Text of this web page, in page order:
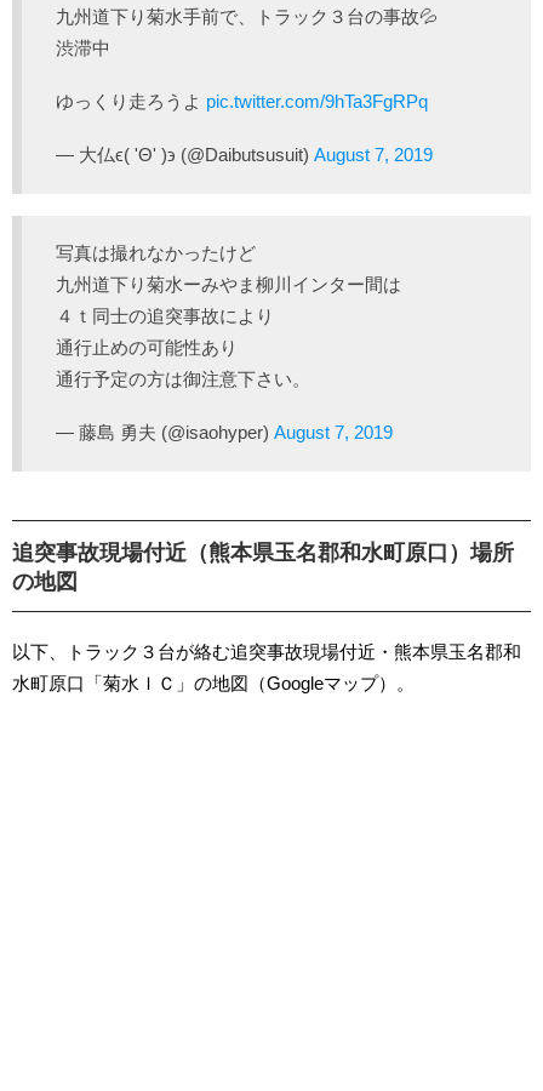
九州道下り菊水手前で、トラック３台の事故💦
渋滞中
ゆっくり走ろうよ pic.twitter.com/9hTa3FgRPq
— 大仏ϵ( 'Θ' )϶ (@Daibutsusuit) August 7, 2019
写真は撮れなかったけど
九州道下り菊水ーみやま柳川インター間は
４ｔ同士の追突事故により
通行止めの可能性あり
通行予定の方は御注意下さい。
— 藤島 勇夫 (@isaohyper) August 7, 2019
追突事故現場付近（熊本県玉名郡和水町原口）場所
の地図
以下、トラック３台が絡む追突事故現場付近・熊本県玉名郡和
水町原口「菊水ＩＣ」の地図（Googleマップ）。